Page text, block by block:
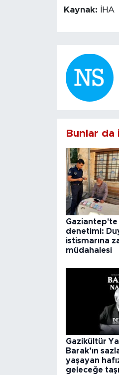
Kaynak: İHA
Bunlar da
Gaziantep'te
denetimi:
istismarına
müdahalesi
Gazikültür
Barak’ın
yaşayan
geleceğe